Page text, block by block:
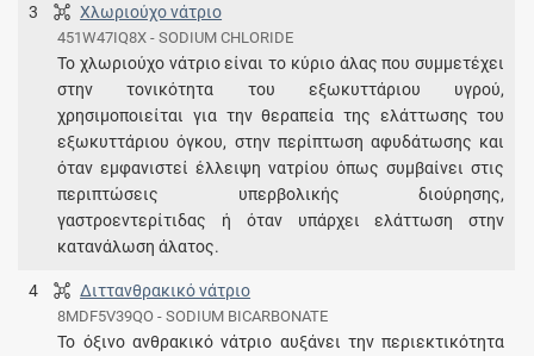
3 Χλωριούχο νάτριο
451W47IQ8X - SODIUM CHLORIDE
Το χλωριούχο νάτριο είναι το κύριο άλας που συμμετέχει
στην τονικότητα του εξωκυττάριου υγρού,
χρησιμοποιείται για την θεραπεία της ελάττωσης του
εξωκυττάριου όγκου, στην περίπτωση αφυδάτωσης και
όταν εμφανιστεί έλλειψη νατρίου όπως συμβαίνει στις
περιπτώσεις υπερβολικής διούρησης,
γαστροεντερίτιδας ή όταν υπάρχει ελάττωση στην
κατανάλωση άλατος.
4 Διττανθρακικό νάτριο
8MDF5V39QO - SODIUM BICARBONATE
Το όξινο ανθρακικό νάτριο αυξάνει την περιεκτικότητα